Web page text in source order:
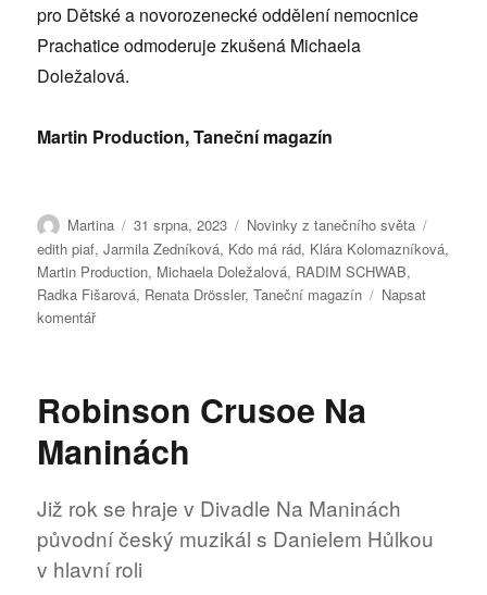
pro Dětské a novorozenecké oddělení nemocnice
Prachatice odmoderuje zkušená Michaela
Doležalová.
Martin Production, Taneční magazín
Autor:
Martina Publikováno:
31 srpna, 2023 Rubriky:
Novinky z tanečního světa
edith piaf,Jarmila Zedníková, Kdo má rád, Klára Kolomazníková,
Martin Production, Michaela Doležalová, RADIM SCHWAB,
Radka Fišarová, Renata Drössler,Taneční magazín
Napsat
komentářpro
Kdo
má
rád
Robinson Crusoe Na
Maninách
Již rok se hraje v Divadle Na Maninách
původní český muzikál s Danielem Hůlkou
v hlavní roli